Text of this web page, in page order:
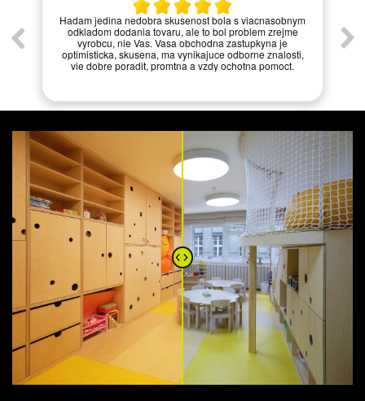
Hadam jedina nedobra skusenost bola s viacnasobnym
odkladom dodania tovaru, ale to bol problem zrejme
vyrobcu, nie Vas. Vasa obchodna zastupkyna je
optimisticka, skusena, ma vynikajuce odborne znalosti,
vie dobre poradit, promtna a vzdy ochotna pomoct.